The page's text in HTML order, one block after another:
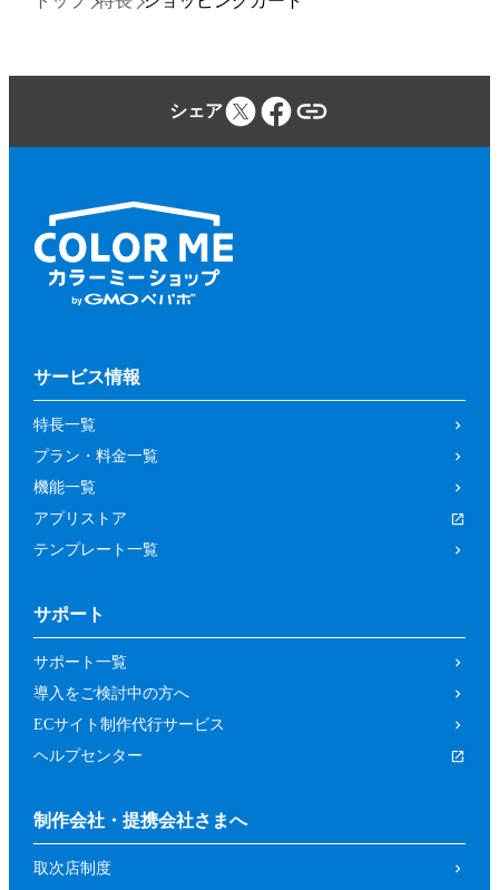
シェア
サービス情報
特長一覧
プラン・料金一覧
機能一覧
アプリストア
テンプレート一覧
サポート
サポート一覧
導入をご検討中の方へ
ECサイト制作代行サービス
ヘルプセンター
制作会社・提携会社さまへ
取次店制度